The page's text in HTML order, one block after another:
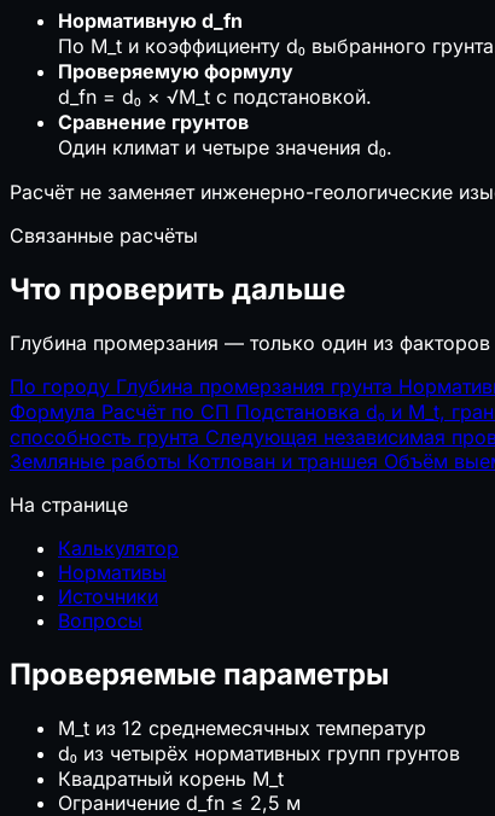
⚡Временные сети стройплощадки
🌧️Ливнёвка и дождевой сток
Пожарная и промышленная безопасность
🔥Противопожарные расстояния
🧯 Огнетушители
АКатегория помещения
🏭Признаки опасного производственного
🧱Толщина утеплителя
💧Точка росы
🔇Звукоизоляция стен
📋Сметы, закупки и экономика подрядчика
₽НДС 22% (2026)
📋Взносы ИП
📊УСН vs ОСНО
Пени и риск РНП
⚖️Неустойка по договору
🏦Стоимость банковской гарантии
📋Калькуляторы ресурсов ГЭСНр
Экология и комфорт
Нормативную d_fn
По M_t и коэффициенту d₀ выбранного
Проверяемую формулу
d_fn = d₀ × √M_t с подстановкой.
Сравнение грунтов
Один климат и четыре значения d₀.
Расчёт не заменяет инженерно-геологические
Связанные расчёты
Что проверить дальше
Глубина промерзания — только один из
По городу Глубина промерзания грунта
Формула Расчёт по СП Подстановка d₀ и M_t,
способность грунта Следующая независимая
Земляные работы Котлован и траншея Объём
На странице
Калькулятор
Нормативы
Источники
Вопросы
Проверяемые параметры
M_t из 12 среднемесячных температур
d₀ из четырёх нормативных групп грунтов
Квадратный корень M_t
Ограничение d_fn ≤ 2,5 м